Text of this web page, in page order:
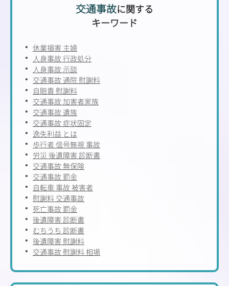
交通事故に関する
キーワード
休業損害 主婦
人身事故 行政処分
人身事故 示談
交通事故 通院 慰謝料
自賠責 慰謝料
交通事故 加害者家族
交通事故 遺族
交通事故 症状固定
逸失利益 とは
歩行者 信号無視 事故
労災 後遺障害 診断書
交通事故 無保険
交通事故 罰金
自転車 事故 被害者
慰謝料 交通事故
死亡事故 罰金
後遺障害 診断書
むちうち 診断書
後遺障害 慰謝料
交通事故 慰謝料 相場